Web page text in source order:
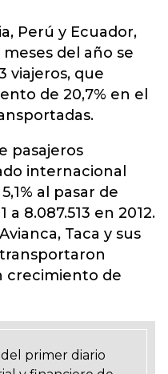
Perú y Ecuador,
del año se
viajeros, que
de 20,7% en el
pasajeros
internacional
al pasar de
a 8.087.513 en 2012.
Taca y sus
crecimiento de
primer diario